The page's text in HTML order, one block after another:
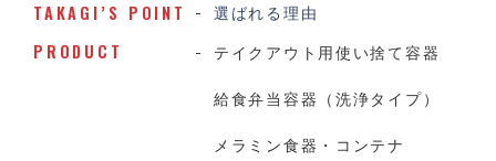
TAKAGI’S POINT 選ばれる理由
PRODUCT テイクアウト用使い捨て容器
給食弁当容器（洗浄タイプ）
メラミン食器・コンテナ